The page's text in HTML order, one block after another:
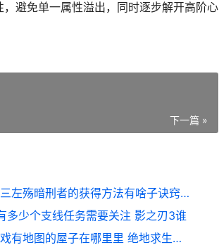
避免单一属性溢出，同时逐步解开高阶心
下一篇 »
对于影之刃三左殇暗刑者的获得方法有啥子诀窍 影之刃3手游左殇
多少个支线任务需要关注 影之刃3谁
绝地求生游戏有地图的屋子在哪里里 绝地求生游戏有什么位置